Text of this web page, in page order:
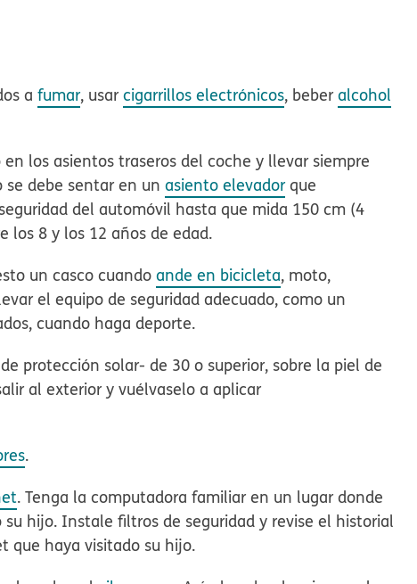
afumar, usarcigarrillos electrónicos, beberalcohol
los asientos traseros del coche y llevar siempre
se debe sentar en unasiento elevadorque
del automóvil hasta que mida 150 cm (4
los 8 y los 12 años de edad.
un cascocuandoande en bicicleta, moto,
el equipo de seguridad adecuado, como un
cuando haga deporte.
protección solar- de 30 o superior, sobre la piel de
al exterior y vuélvaselo a aplicar
.
. Tenga la computadora familiar en un lugar donde
hijo. Instale filtros de seguridad y revise el historial
que haya visitado su hijo.